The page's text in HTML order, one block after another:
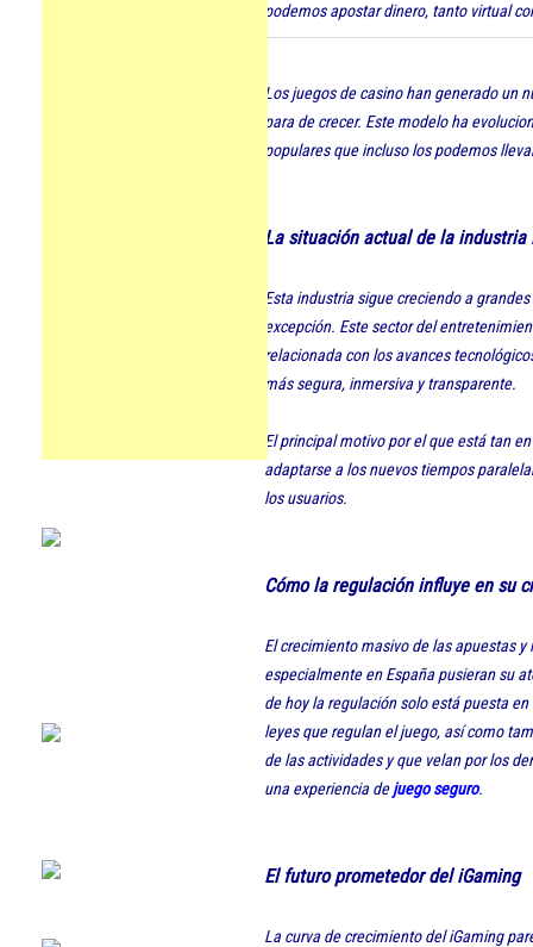
podemos apostar dinero, tanto virtual
Los juegos de casino han generado un
para de crecer. Este modelo ha
populares que incluso los podemos
La situación actual de la industria
Esta industria sigue creciendo a
excepción. Este sector del
relacionada con los avances
más segura, inmersiva y transparente.
El principal motivo por el que está tan
adaptarse a los nuevos tiempos
los usuarios.
Cómo la regulación influye en su
El crecimiento masivo de las apuestas
especialmente en España pusieran su
de hoy la regulación solo está puesta
leyes que regulan el juego, así como
de las actividades y que velan por los
una experiencia dejuego seguro.
El futuro prometedor del iGaming
La curva de crecimiento del iGaming